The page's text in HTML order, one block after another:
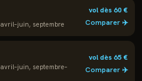
avril–juin, septembre
vol dès60€
Comparer ✈️
avril–juin, septembre–
vol dès65 €
Comparer ✈️